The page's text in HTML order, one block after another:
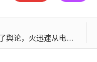
从电影烧到了她的基金会